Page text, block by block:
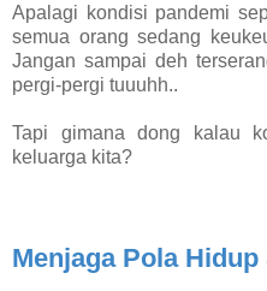
Apalagi kondisi pandemi
semua orang sedang
Jangan sampai deh
pergi-pergi tuuuhh..
Tapi gimana dong kalau
keluarga kita?
Menjaga Pola Hidup